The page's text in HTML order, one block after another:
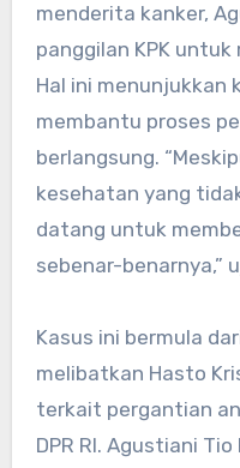
menderita kanker,
panggilan KPK
Hal ini menunjukkan
membantu proses
berlangsung.
kesehatan yang
datang untuk
sebenar-benarnya,”
Kasus ini bermula
melibatkan Hasto
terkait pergantian
DPR RI. Agustiani